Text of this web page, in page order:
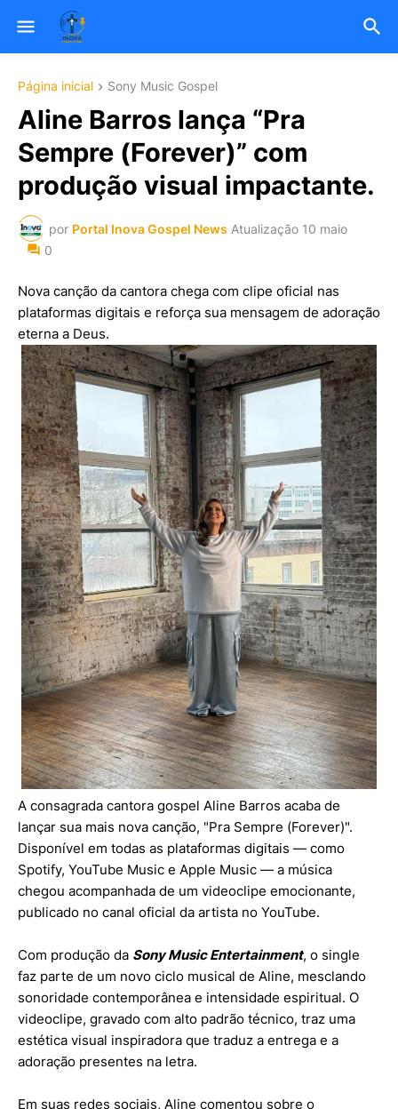
Página inicial Sony Music Gospel
Aline Barros lança “Pra
Sempre (Forever)” com
produção visual impactante.
por Portal Inova Gospel News Atualização 10 maio
0
Nova canção da cantora chega com clipe oficial nas
plataformas digitais e reforça sua mensagem de adoração
eterna a Deus.
A consagrada cantora gospel Aline Barros acaba de
lançar sua mais nova canção, "Pra Sempre (Forever)".
Disponível em todas as plataformas digitais — como
Spotify, YouTube Music e Apple Music — a música
chegou acompanhada de um videoclipe emocionante,
publicado no canal oficial da artista no YouTube.
Com produção da Sony Music Entertainment, o single
faz parte de um novo ciclo musical de Aline, mesclando
sonoridade contemporânea e intensidade espiritual. O
videoclipe, gravado com alto padrão técnico, traz uma
estética visual inspiradora que traduz a entrega e a
adoração presentes na letra.
Em suas redes sociais, Aline comentou sobre o